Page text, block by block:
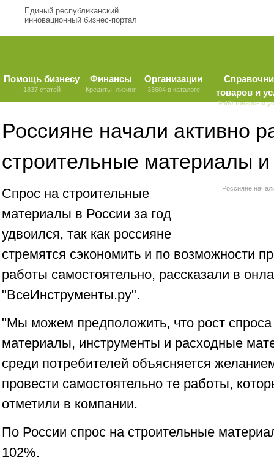
Единый республиканский
инновационный бизнес-портал
Помощь бизнесу
1837 статей
Финансы
Кредиты, лизинг
Организации
33604 в каталоге
товаров и
9580 товаров и
Россияне начали активно
строительные материалы
Россияне
Спрос на строительные
материалы в России за год
удвоился, так как россияне
стремятся сэкономить и по возможности
работы самостоятельно, рассказали в
"ВсеИнструменты.ру".
"Мы можем предположить, что рост спроса
материалы, инструменты и расходные
среди потребителей объясняется
провести самостоятельно те работы,
отметили в компании.
По России спрос на строительные
102%.